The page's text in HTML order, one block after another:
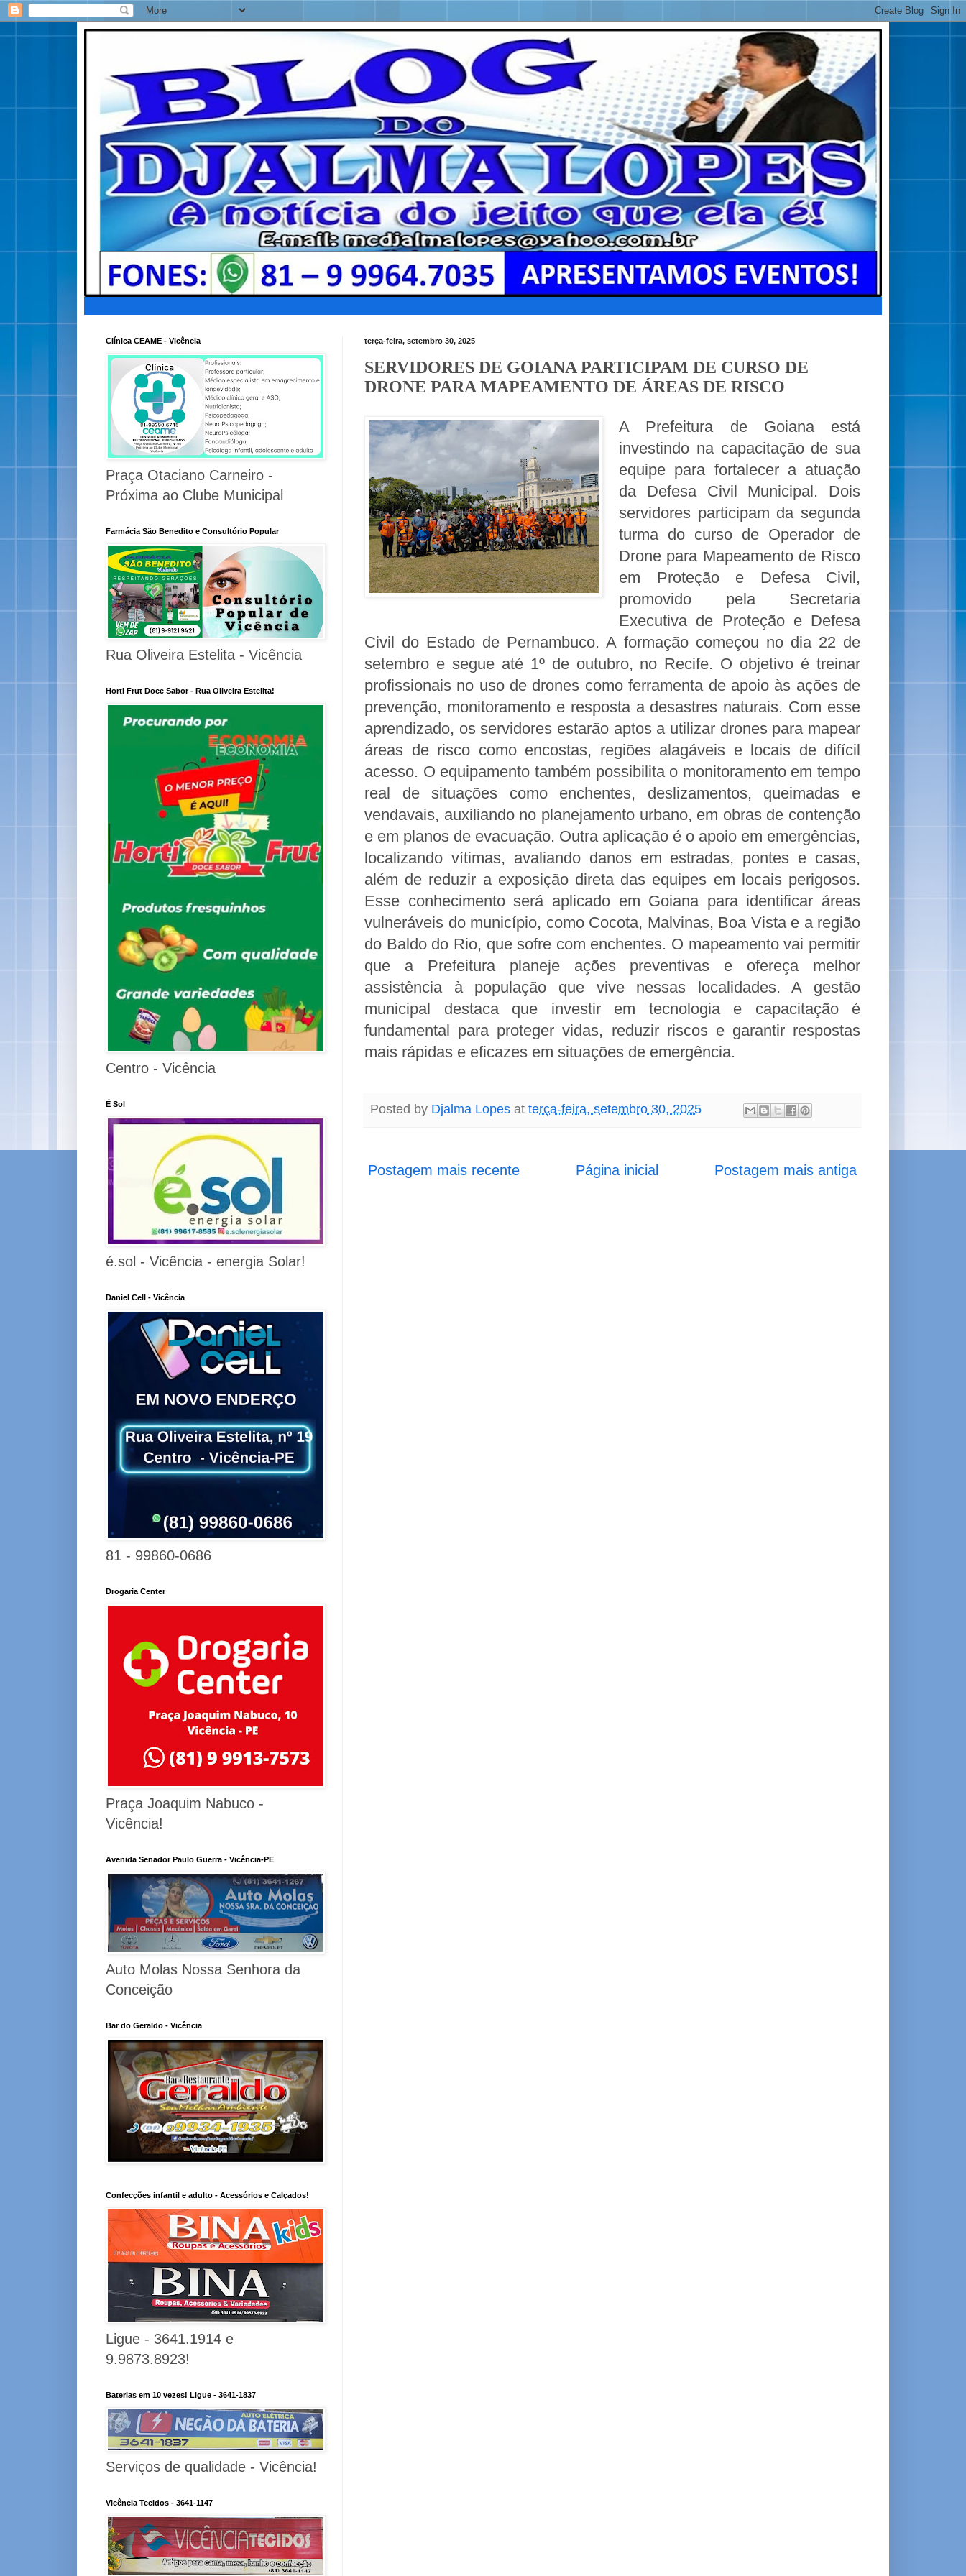
terça-feira, setembro 30, 2025
SERVIDORES DE GOIANA PARTICIPAM DE CURSO DE
DRONE PARA MAPEAMENTO DE ÁREAS DE RISCO
A Prefeitura de Goiana está
investindo na capacitação de sua
equipe para fortalecer a atuação
da Defesa Civil Municipal. Dois
servidores participam da segunda
turma do curso de Operador de
Drone para Mapeamento de Risco
em Proteção e Defesa Civil,
promovido pela Secretaria
Executiva de Proteção e Defesa
Civil do Estado de Pernambuco. A formação começou no dia 22 de
setembro e segue até 1º de outubro, no Recife. O objetivo é treinar
profissionais no uso de drones como ferramenta de apoio às ações de
prevenção, monitoramento e resposta a desastres naturais. Com esse
aprendizado, os servidores estarão aptos a utilizar drones para mapear
áreas de risco como encostas, regiões alagáveis e locais de difícil
acesso. O equipamento também possibilita o monitoramento em tempo
real de situações como enchentes, deslizamentos, queimadas e
vendavais, auxiliando no planejamento urbano, em obras de contenção
e em planos de evacuação. Outra aplicação é o apoio em emergências,
localizando vítimas, avaliando danos em estradas, pontes e casas,
além de reduzir a exposição direta das equipes em locais perigosos.
Esse conhecimento será aplicado em Goiana para identificar áreas
vulneráveis do município, como Cocota, Malvinas, Boa Vista e a região
do Baldo do Rio, que sofre com enchentes. O mapeamento vai permitir
que a Prefeitura planeje ações preventivas e ofereça melhor
assistência à população que vive nessas localidades. A gestão
municipal destaca que investir em tecnologia e capacitação é
fundamental para proteger vidas, reduzir riscos e garantir respostas
mais rápidas e eficazes em situações de emergência.
Posted by Djalma Lopes at terça-feira, setembro 30, 2025
Postagem mais recente Postagem mais antiga
Página inicial
Clínica CEAME - Vicência
Praça Otaciano Carneiro -
Próxima ao Clube Municipal
Farmácia São Benedito e Consultório Popular
Rua Oliveira Estelita - Vicência
Horti Frut Doce Sabor - Rua Oliveira Estelita!
Centro - Vicência
É Sol
é.sol - Vicência - energia Solar!
Daniel Cell - Vicência
81 - 99860-0686
Drogaria Center
Praça Joaquim Nabuco -
Vicência!
Avenida Senador Paulo Guerra - Vicência-PE
Auto Molas Nossa Senhora da
Conceição
Bar do Geraldo - Vicência
Confecções infantil e adulto - Acessórios e Calçados!
Ligue - 3641.1914 e
9.9873.8923!
Baterias em 10 vezes! Ligue - 3641-1837
Serviços de qualidade - Vicência!
Vicência Tecidos - 3641-1147